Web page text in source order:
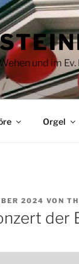
und im
Orgel
2024 VON
der